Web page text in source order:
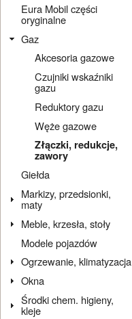
Eura Mobil części
oryginalne
Gaz
Akcesoria gazowe
Czujniki wskaźniki
gazu
Reduktory gazu
Węże gazowe
Złączki, redukcje,
zawory
Giełda
Markizy, przedsionki,
maty
Meble, krzesła, stoły
Modele pojazdów
Ogrzewanie, klimatyzacja
Okna
Środki chem. higieny,
kleje